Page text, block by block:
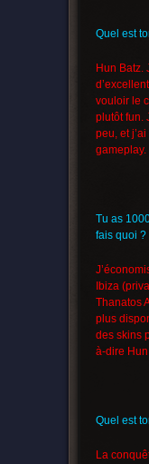
Quel est
Hun Batz.
vouloir le
plutôt fun.
peu, et
gameplay.
Tu as
fais quoi ?
Ibiza
Thanatos
plus
des skins
à-dire
Quel est
La